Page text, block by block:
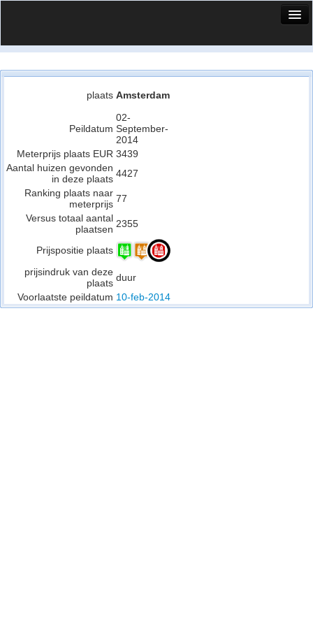
Vergelijk prijsposities - wijk
Privacy beleid
Cookie beleid
plaats Amsterdam
Peildatum
02-
September-
2014
Meterprijs plaats EUR 3439
Aantal huizen gevonden
in deze plaats 4427
Ranking plaats naar
meterprijs 77
Versus totaal aantal
plaatsen 2355
Prijspositie plaats
prijsindruk van deze
plaats duur
Voorlaatste peildatum 10-feb-2014